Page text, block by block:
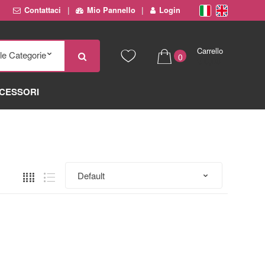
Contattaci Mio Pannello Login
0
Carrello